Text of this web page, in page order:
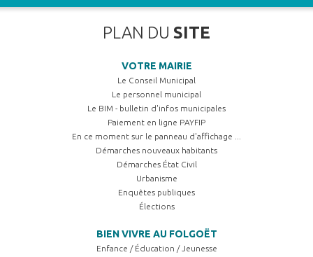
PLAN DU SITE
VOTRE MAIRIE
Le Conseil Municipal
Le personnel municipal
Le BIM - bulletin d'infos municipales
Paiement en ligne PAYFIP
En ce moment sur le panneau d'affichage ...
Démarches nouveaux habitants
Démarches État Civil
Urbanisme
Enquêtes publiques
Élections
BIEN VIVRE AU FOLGOËT
Enfance / Éducation / Jeunesse